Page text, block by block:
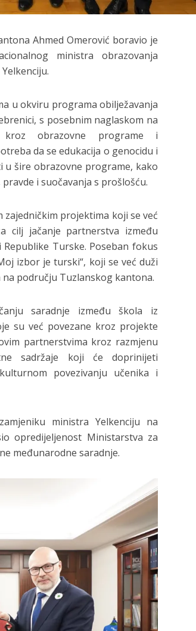
Ahmed Omerović boravio je
ministra obrazovanja
u okviru programa obilježavanja
s posebnim naglaskom na
kroz obrazovne programe i
da se edukacija o genocidu i
šire obrazovne programe, kako
i suočavanja s prošlošću.
projektima koji se već
jačanje partnerstva između
Turske. Poseban fokus
izbor je turski“, koji se već duži
području Tuzlanskog kantona.
saradnje između škola iz
su već povezane kroz projekte
partnerstvima kroz razmjenu
sadržaje koji će doprinijeti
povezivanju učenika i
ministra Yelkenciju na
opredijeljenost Ministarstva za
međunarodne saradnje.